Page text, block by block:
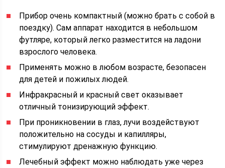
Прибор очень компактный (можно брать с собой в
поездку). Сам аппарат находится в небольшом
футляре, который легко разместится на ладони
взрослого человека.
Применять можно в любом возрасте, безопасен
для детей и пожилых людей.
Инфракрасный и красный свет оказывает
отличный тонизирующий эффект.
При проникновении в глаз, лучи воздействуют
положительно на сосуды и капилляры,
стимулируют дренажную функцию.
Лечебный эффект можно наблюдать уже через